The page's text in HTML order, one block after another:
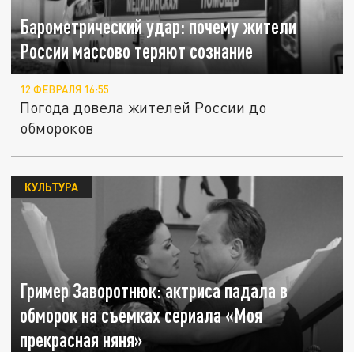
Барометрический удар: почему жители
России массово теряют сознание
12 ФЕВРАЛЯ 16:55
Погода довела жителей России до
обмороков
Гример Заворотнюк: актриса падала в
обморок на съемках сериала «Моя
прекрасная няня»
КУЛЬТУРА